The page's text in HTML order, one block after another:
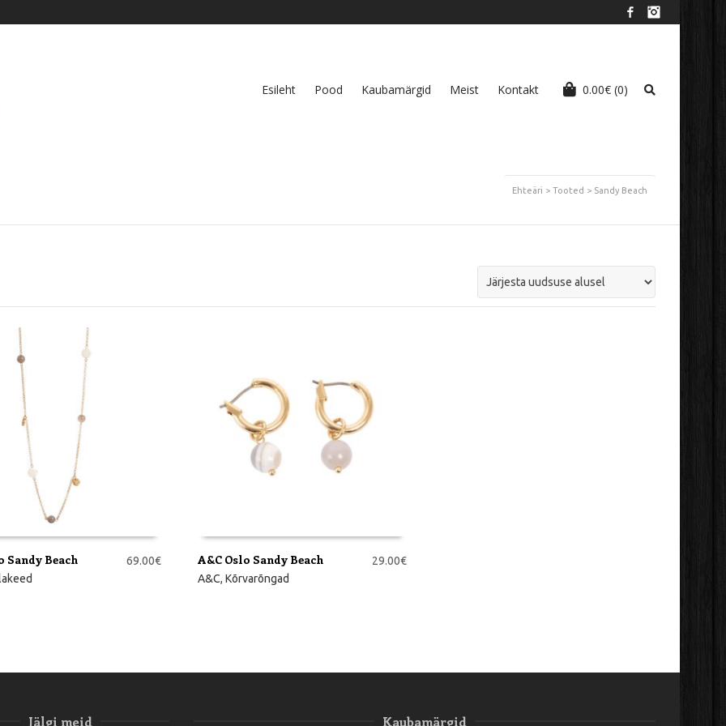
Facebook
0.00€ (0)
Esileht Pood Kaubamärgid Meist Kontakt
Ehteäri > Tooted > Sandy Beach
Sandy Beach 69.00€
LISA KORVI
A&C Oslo Sandy Beach
A&C, Kõrvarõngad
29.00€
Jälgi meid Kaubamärgid